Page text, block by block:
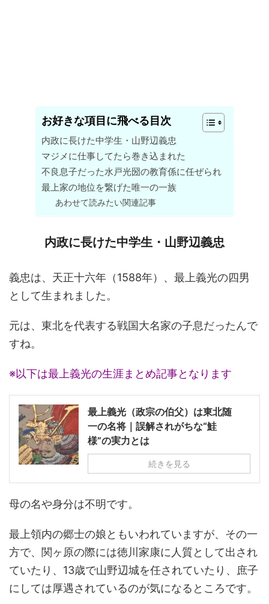
お好きな項目に飛べる目次
内政に長けた中学生・山野辺義忠
マジメに仕事してたら巻き込まれた
不良息子だった水戸光圀の教育係に任ぜられ
最上家の地位を繋げた唯一の一族
あわせて読みたい関連記事
内政に長けた中学生・山野辺義忠
義忠は、天正十六年（1588年）、最上義光の四男
として生まれました。
元は、東北を代表する戦国大名家の子息だったんで
すね。
※以下は最上義光の生涯まとめ記事となります
最上義光（政宗の伯父）は東北随
一の名将｜誤解されがちな“鮭
様”の実力とは
続きを見る
母の名や身分は不明です。
最上領内の郷士の娘ともいわれていますが、その一
方で、関ヶ原の際には徳川家康に人質として出され
ていたり、13歳で山野辺城を任されていたり、庶子
にしては厚遇されているのが気になるところです。